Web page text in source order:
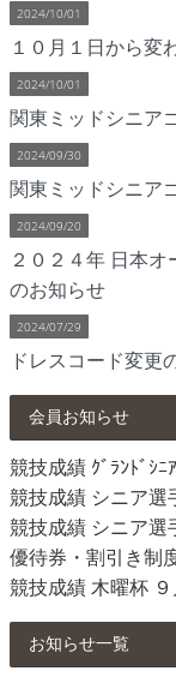
2024/10/01
１０月１日から変
2024/10/01
関東ミッドシニア
2024/09/30
関東ミッドシニア
2024/09/20
２０２４年 日本
のお知らせ
2024/07/29
ドレスコード変更
会員お知らせ
競技成績 ｸﾞﾗﾝﾄﾞｼ
競技成績 シニア選
競技成績 シニア選
優待券・割引き制
競技成績 木曜杯 ９
お知らせ一覧